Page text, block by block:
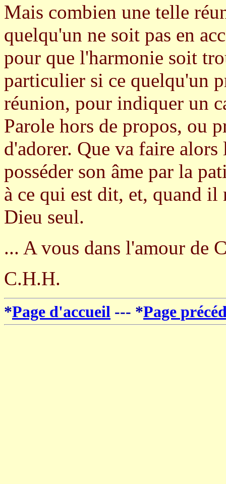
Mais combien une telle
quelqu'un ne soit pas en
pour que l'harmonie soit
particulier si ce quelqu'un
réunion, pour indiquer un
Parole hors de propos, ou
d'adorer. Que va faire
posséder son âme par la
à ce qui est dit, et, quand il
Dieu seul.
... A vous dans l'amour de
C.H.H.
*Page d'accueil --- *Page